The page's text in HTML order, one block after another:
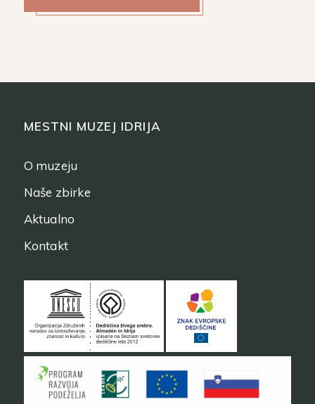
MESTNI MUZEJ IDRIJA
O muzeju
Naše zbirke
Aktualno
Kontakt